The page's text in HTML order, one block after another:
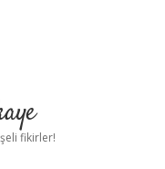
fikirler!